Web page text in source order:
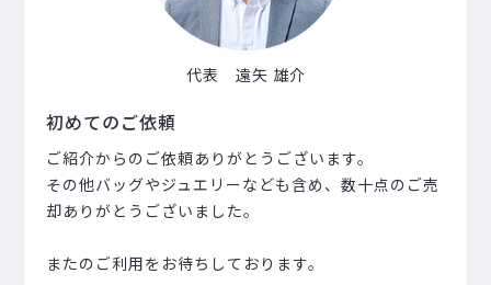
代表 遠矢 雄介
初めてのご依頼
ご紹介からのご依頼ありがとうございます。
その他バッグやジュエリーなども含め、数十点のご売
却ありがとうございました。
またのご利用をお待ちしております。